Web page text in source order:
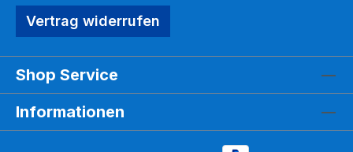
Vertrag widerrufen
Shop Service
Informationen